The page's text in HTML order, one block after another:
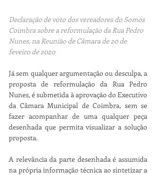
Declaração de voto dos vereadores do Somos
Coimbra sobre a reformulação da Rua Pedro
Nunes, na Reunião de Câmara de 20 de
feveiro de 2020
Já sem qualquer argumentação ou desculpa, a
proposta de reformulação da Rua Pedro
Nunes, é submetida à aprovação do Executivo
da Câmara Municipal de Coimbra, sem se
fazer acompanhar de uma qualquer peça
desenhada que permita visualizar a solução
proposta.
A relevância da parte desenhada é assumida
na própria informação técnica ao sintetizar a